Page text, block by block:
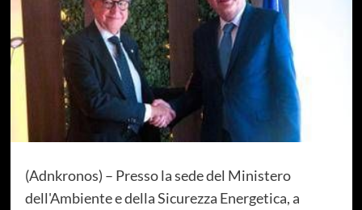
(Adnkronos) – Presso la sede del Ministero
dell'Ambiente e della Sicurezza Energetica, a